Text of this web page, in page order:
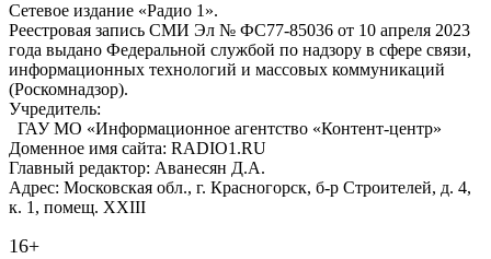
Сетевое издание «Радио 1».
Реестровая запись СМИ Эл № ФС77-85036 от 10 апреля 2023
года выдано Федеральной службой по надзору в сфере связи,
информационных технологий и массовых коммуникаций
(Роскомнадзор).
Учредитель:
ГАУ МО «Информационное агентство «Контент-центр»
Доменное имя сайта: RADIO1.RU
Главный редактор: Аванесян Д.А.
Адрес: Московская обл., г. Красногорск, б-р Строителей, д. 4,
к. 1, помещ. XXIII
16+